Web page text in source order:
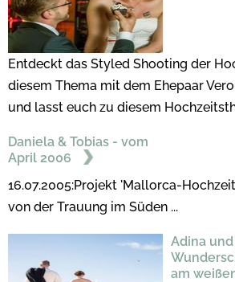
Entdeckt das Styled Shooting der
diesem Thema mit dem Ehepaar
und lasst euch zu diesem
Daniela & Tobias - vom
April 2006
16.07.2005:Projekt 'Mallorca-
von der Trauung im Süden ...
Adina
am